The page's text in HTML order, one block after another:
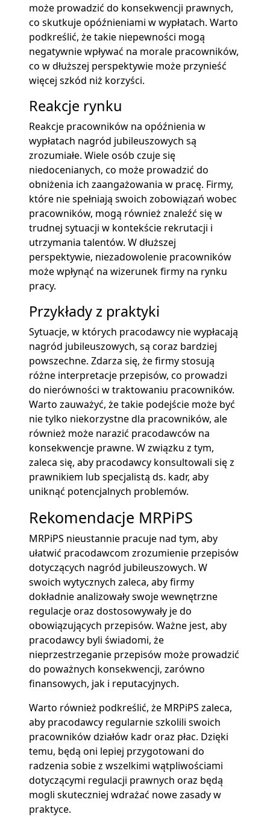
może prowadzić do konsekwencji prawnych,
co skutkuje opóźnieniami w wypłatach. Warto
podkreślić, że takie niepewności mogą
negatywnie wpływać na morale pracowników,
co w dłuższej perspektywie może przynieść
więcej szkód niż korzyści.
Reakcje rynku
Reakcje pracowników na opóźnienia w
wypłatach nagród jubileuszowych są
zrozumiałe. Wiele osób czuje się
niedocenianych, co może prowadzić do
obniżenia ich zaangażowania w pracę. Firmy,
które nie spełniają swoich zobowiązań wobec
pracowników, mogą również znaleźć się w
trudnej sytuacji w kontekście rekrutacji i
utrzymania talentów. W dłuższej
perspektywie, niezadowolenie pracowników
może wpłynąć na wizerunek firmy na rynku
pracy.
Przykłady z praktyki
Sytuacje, w których pracodawcy nie wypłacają
nagród jubileuszowych, są coraz bardziej
powszechne. Zdarza się, że firmy stosują
różne interpretacje przepisów, co prowadzi
do nierówności w traktowaniu pracowników.
Warto zauważyć, że takie podejście może być
nie tylko niekorzystne dla pracowników, ale
również może narazić pracodawców na
konsekwencje prawne. W związku z tym,
zaleca się, aby pracodawcy konsultowali się z
prawnikiem lub specjalistą ds. kadr, aby
uniknąć potencjalnych problemów.
Rekomendacje MRPiPS
MRPiPS nieustannie pracuje nad tym, aby
ułatwić pracodawcom zrozumienie przepisów
dotyczących nagród jubileuszowych. W
swoich wytycznych zaleca, aby firmy
dokładnie analizowały swoje wewnętrzne
regulacje oraz dostosowywały je do
obowiązujących przepisów. Ważne jest, aby
pracodawcy byli świadomi, że
nieprzestrzeganie przepisów może prowadzić
do poważnych konsekwencji, zarówno
finansowych, jak i reputacyjnych.
Warto również podkreślić, że MRPiPS zaleca,
aby pracodawcy regularnie szkolili swoich
pracowników działów kadr oraz płac. Dzięki
temu, będą oni lepiej przygotowani do
radzenia sobie z wszelkimi wątpliwościami
dotyczącymi regulacji prawnych oraz będą
mogli skuteczniej wdrażać nowe zasady w
praktyce.